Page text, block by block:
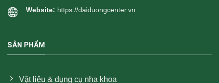
Website: https://daiduongcenter.vn
SẢN PHẨM
Vật liệu & dụng cụ nha khoa